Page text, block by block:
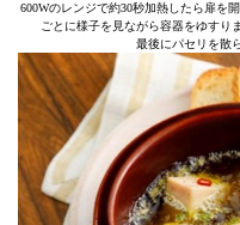
600Wのレンジで約30秒加熱したら扉を
ごとに様子を見ながら容器をゆすり
最後にパセリを散